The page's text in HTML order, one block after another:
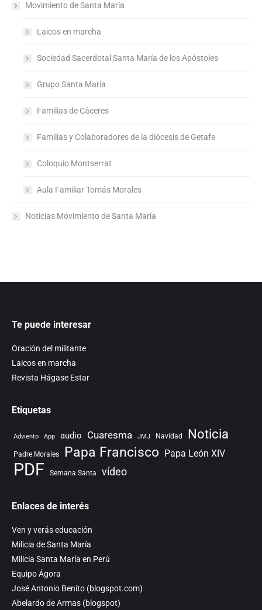
Movimiento de Santa María
Laicos en marcha
Sociedad Sacerdotal Santa María de los Apóstoles
Grupo Santa María
Familias de Cáceres
Familias y Colaboradores de la diócesis de Getafe
Coloquio Montserrat
Aula Familiar Tomás Morales
Noticias Movimiento de Santa María
Te puede interesar
Oración del militante
Laicos en marcha
Revista Hágase Estar
Etiquetas
Adviento App audio Cuaresma JMJ Navidad Noticia
Padre Morales Papa Francisco Papa León XIV
PDF Semana Santa vídeo
Enlaces de interés
Ven y verás educación
Milicia de Santa María
Milicia Santa María en Perú
Equipo Ágora
José Antonio Benito (blogspot.com)
Abelardo de Armas (blogspot)